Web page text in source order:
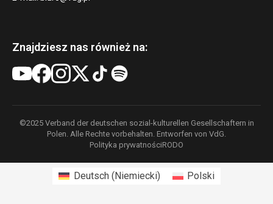
Znajdziesz nas również na:
©2025 Verband der deutschen sozial-kulturellen Gesellschaftern in
Polen. Alle Rechte vorbehalten. Entworfen von VdG.
Polityka prywatnościRODO
Deutsch(Niemiecki) Polski